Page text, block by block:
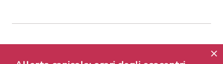
Contatti Links
Rechtlicher Hinweis